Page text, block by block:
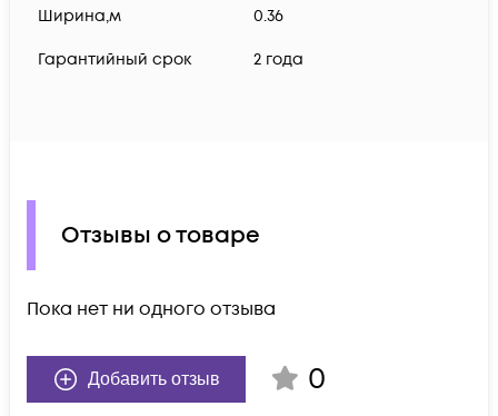
Ширина,м 0.36
Гарантийный срок 2 года
Отзывы о товаре
Пока нет ни одного отзыва
Добавить отзыв 0